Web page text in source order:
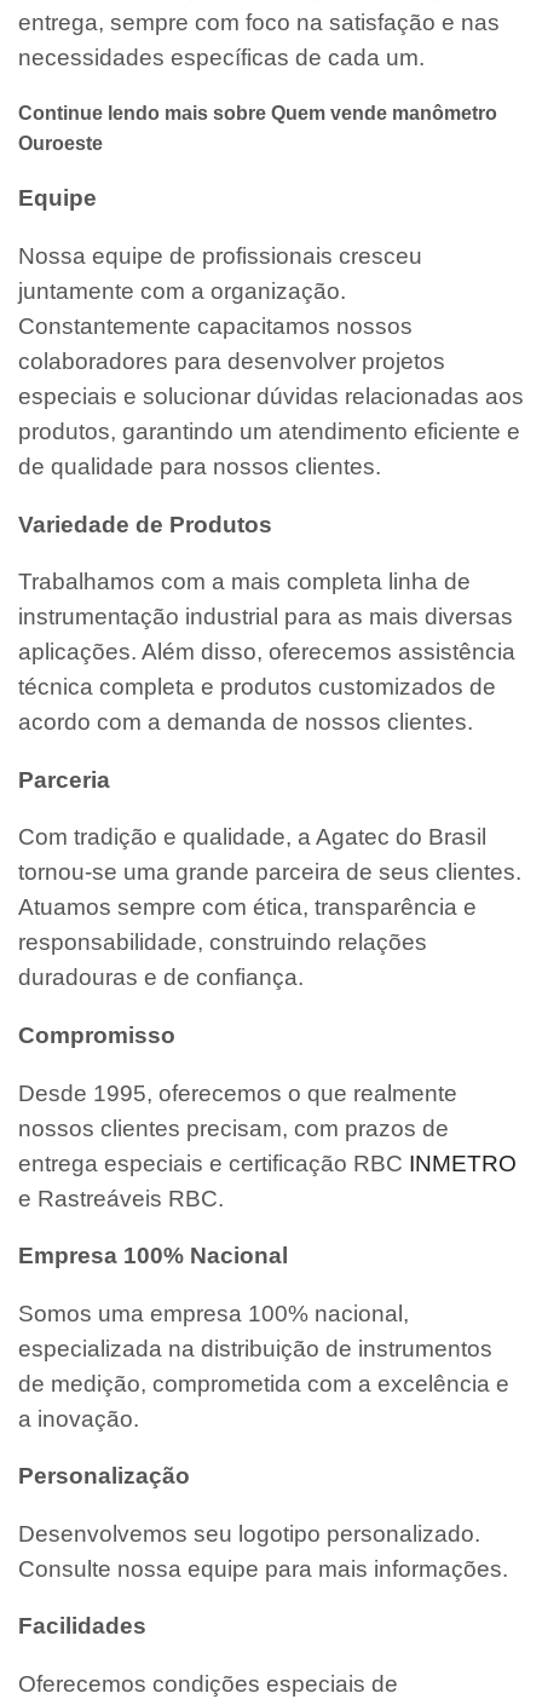
entrega, sempre com foco na satisfação e nas
necessidades específicas de cada um.
Continue lendo mais sobre Quem vende manômetro
Ouroeste
Equipe
Nossa equipe de profissionais cresceu
juntamente com a organização.
Constantemente capacitamos nossos
colaboradores para desenvolver projetos
especiais e solucionar dúvidas relacionadas aos
produtos, garantindo um atendimento eficiente e
de qualidade para nossos clientes.
Variedade de Produtos
Trabalhamos com a mais completa linha de
instrumentação industrial para as mais diversas
aplicações. Além disso, oferecemos assistência
técnica completa e produtos customizados de
acordo com a demanda de nossos clientes.
Parceria
Com tradição e qualidade, a Agatec do Brasil
tornou-se uma grande parceira de seus clientes.
Atuamos sempre com ética, transparência e
responsabilidade, construindo relações
duradouras e de confiança.
Compromisso
Desde 1995, oferecemos o que realmente
nossos clientes precisam, com prazos de
entrega especiais e certificação RBC INMETRO
e Rastreáveis RBC.
Empresa 100% Nacional
Somos uma empresa 100% nacional,
especializada na distribuição de instrumentos
de medição, comprometida com a excelência e
a inovação.
Personalização
Desenvolvemos seu logotipo personalizado.
Consulte nossa equipe para mais informações.
Facilidades
Oferecemos condições especiais de